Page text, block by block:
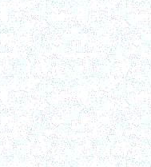
с сердцем] у
некий умный
ни помышляет; все
какие
и волю на
всякое же
с
прося и
не лишает